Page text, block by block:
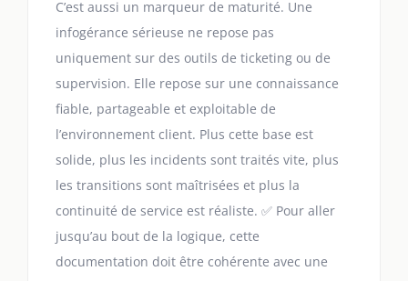
C’est aussi un marqueur de maturité. Une
infogérance sérieuse ne repose pas
uniquement sur des outils de ticketing ou de
supervision. Elle repose sur une connaissance
fiable, partageable et exploitable de
l’environnement client. Plus cette base est
solide, plus les incidents sont traités vite, plus
les transitions sont maîtrisées et plus la
continuité de service est réaliste. ✅ Pour aller
jusqu’au bout de la logique, cette
documentation doit être cohérente avec une